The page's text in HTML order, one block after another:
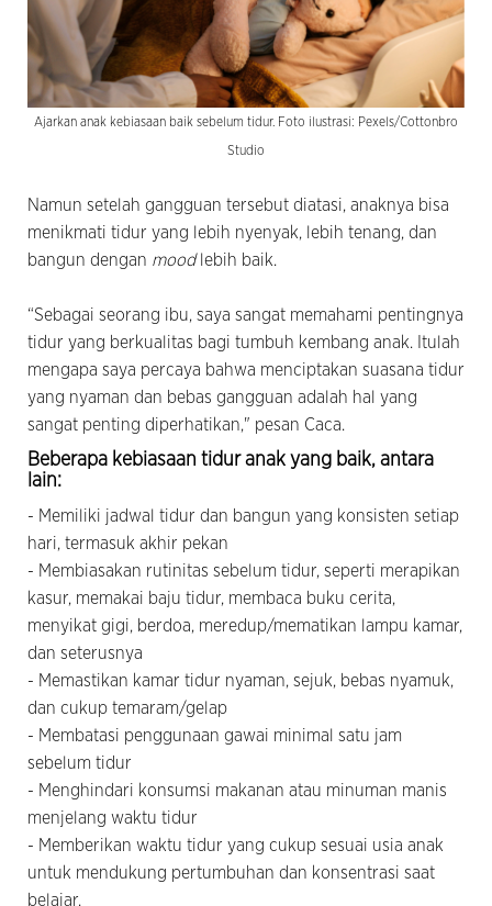
Ajarkan anak kebiasaan baik sebelum tidur. Foto ilustrasi: Pexels/Cottonbro
Studio
Namun setelah gangguan tersebut diatasi, anaknya bisa
menikmati tidur yang lebih nyenyak, lebih tenang, dan
bangun dengan moodlebih baik.
“Sebagai seorang ibu, saya sangat memahami pentingnya
tidur yang berkualitas bagi tumbuh kembang anak. Itulah
mengapa saya percaya bahwa menciptakan suasana tidur
yang nyaman dan bebas gangguan adalah hal yang
sangat penting diperhatikan," pesan Caca.
Beberapa kebiasaan tidur anak yang baik, antara
lain:
- Memiliki jadwal tidur dan bangun yang konsisten setiap
hari, termasuk akhir pekan
- Membiasakan rutinitas sebelum tidur, seperti merapikan
kasur, memakai baju tidur, membaca buku cerita,
menyikat gigi, berdoa, meredup/mematikan lampu kamar,
dan seterusnya
- Memastikan kamar tidur nyaman, sejuk, bebas nyamuk,
dan cukup temaram/gelap
- Membatasi penggunaan gawai minimal satu jam
sebelum tidur
- Menghindari konsumsi makanan atau minuman manis
menjelang waktu tidur
- Memberikan waktu tidur yang cukup sesuai usia anak
untuk mendukung pertumbuhan dan konsentrasi saat
belajar.